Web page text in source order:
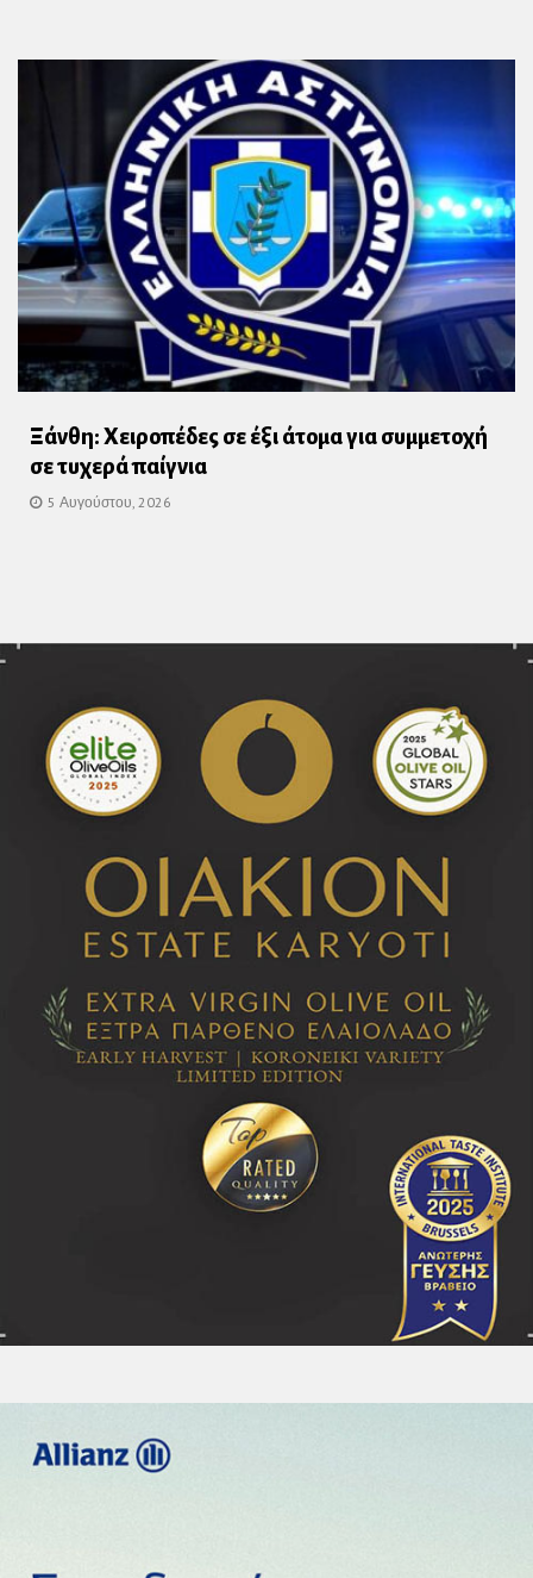
Ξάνθη: Χειροπέδες σε έξι άτομα για συμμετοχή
σε τυχερά παίγνια
5 Αυγούστου, 2026